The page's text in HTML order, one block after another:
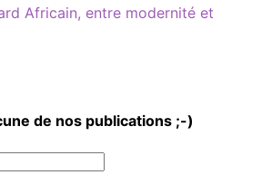
Africain, entre modernité et
de nos publications ;-)